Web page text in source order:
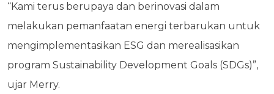
“Kami terus berupaya dan berinovasi dalam
melakukan pemanfaatan energi terbarukan untuk
mengimplementasikan ESG dan merealisasikan
program Sustainability Development Goals (SDGs)”,
ujar Merry.